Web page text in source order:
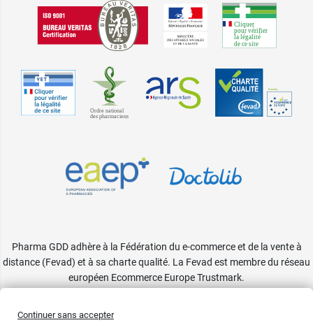
Pharma GDD adhère à la Fédération du e-commerce et de la vente à
distance (Fevad) et à sa charte qualité. La Fevad est membre du réseau
européen Ecommerce Europe Trustmark.
Continuer sans accepter